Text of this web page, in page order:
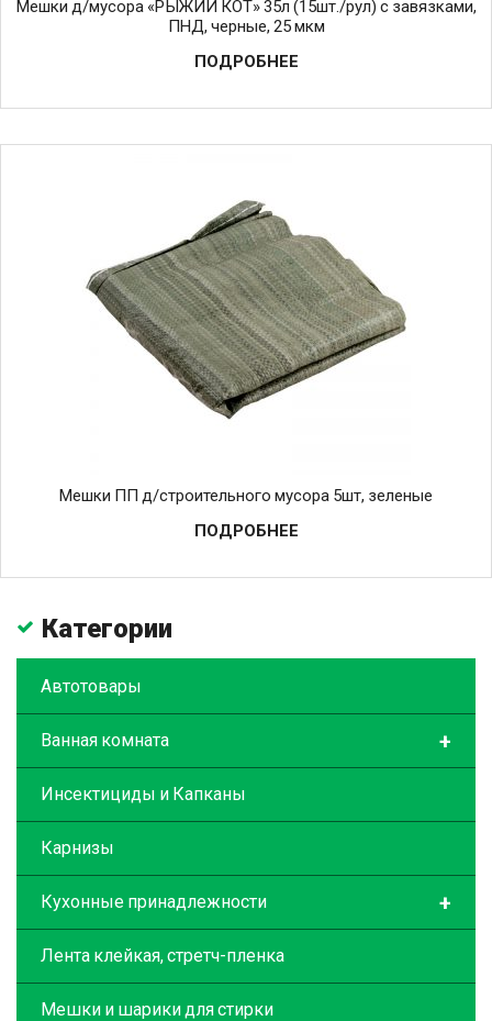
Мешки д/мусора «РЫЖИЙ КОТ» 35л (15шт./рул) с завязками,
ПНД, черные, 25 мкм
ПОДРОБНЕЕ
Мешки ПП д/строительного мусора 5шт, зеленые
ПОДРОБНЕЕ
Категории
Автотовары
+
Ванная комната
Инсектициды и Капканы
Карнизы
+
Кухонные принадлежности
Лента клейкая, стретч-пленка
Мешки и шарики для стирки